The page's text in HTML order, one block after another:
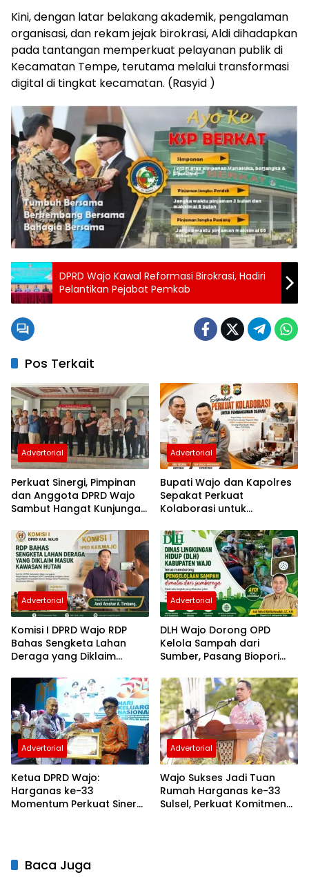
Kini, dengan latar belakang akademik, pengalaman
organisasi, dan rekam jejak birokrasi, Aldi dihadapkan
pada tantangan memperkuat pelayanan publik di
Kecamatan Tempe, terutama melalui transformasi
digital di tingkat kecamatan. (Rasyid )
DPRD Wajo Kawal Reformasi Birokrasi, Hadiri
Pelantikan Pejabat Pemkab
Pos Terkait
Advertorial
Perkuat Sinergi, Pimpinan
dan Anggota DPRD Wajo
Sambut Hangat Kunjungan
yang Baru
Advertorial
Bupati Wajo dan Kapolres
Sepakat Perkuat
Kolaborasi untuk
Advertorial
Komisi I DPRD Wajo RDP
Bahas Sengketa Lahan
Deraga yang Diklaim
Advertorial
DLH Wajo Dorong OPD
Kelola Sampah dari
Sumber, Pasang Biopori
Penampungan Botol
Plastik
Advertorial
Ketua DPRD Wajo:
Harganas ke-33
Momentum Perkuat Sinergi
Advertorial
Wajo Sukses Jadi Tuan
Rumah Harganas ke-33
Sulsel, Perkuat Komitmen
Baca Juga